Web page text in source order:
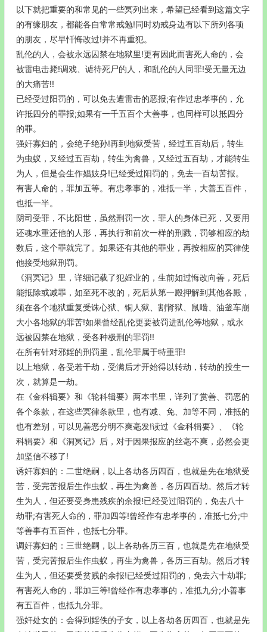
以下就把重要的和常见的一些冥列出来，希望已经看到这篇文字
的有缘朋友，都能各自常常戒勉!同时劝戒身边有以下所列各项
的朋友，尽早忏悔改过!并不再重犯。
乱伦的人，会被永远囚禁在地狱里!更有因此而害死人命的，会
被雷电击毙!调戏、谑待死尸的人，和乱伦的人同罪!受无量无边
的大痛苦!!
已经受过阳罚的，可以免去遭雷击的恶报;有作过忠孝事的，允
许抵四分的罪报;如果有一千五百个大善事，也同样可以抵四分
的罪。
强奸寡妇的，会绝子绝孙!再到地狱受苦，经过五百劫后，转生
为虫蚁，又经过五百劫，转生为禽兽，又经过五百劫，才能转生
为人，但是会生作娼妓身!已经受过阳罚的，免去一百劫苦报。
有害人命的，罪加五等。有忠孝事的，准抵一半，大善五百件，
也抵一半。
阴司受罪，不比阳世，虽然刑罚一次，罪人的身体已死，又要用
还魂水重还他的人形，再执行和前次一样的刑戮，罚够相应的劫
数后，这个罪就完了。如果还有其他的罪业，再按相应的冥律使
他接受地狱刑罚。
《洞冥记》里，详细记载了犯婬业的，生前如过悔改向善，死后
能抵除或减罪，如至死不改的，死后从第一殿押解到其他各殿，
须在各个地狱重复受诛心狱、铜人狱、割肾狱、鼠啮、油釜车崩
大小各地狱的罪苦!如果曾经乱伦更要被罚进乱伦等地狱，或永
远被囚禁在地狱，受各种极刑的罪罚!!
在所有针对邪婬的刑罚里，乱伦罪属于特重罪!
以上地狱，各受若干劫，受满后才开始得以转劫，转劫的投生一
次，就算是一劫。
在《金科辑要》和《轮科辑要》两本书里，详列了赏善、罚恶的
各个条款，在这些冥律条款里，也有减、免、加等不同，准抵的
也有差别，可以见善恶分明不爽毫发!读过《金科辑要》、《轮
科辑要》和《洞冥记》后，对于因果报应的丝毫不爽，必然会更
加坚信不移了!
诱奸寡妇的：二世绝嗣，以上各劫各历四百，也就是先在地狱受
苦，受完苦报后生作虫蚁，再生为禽兽，各历四百劫。然后才转
生为人，但还要受身患残疾的余报!已经受过阳罚的，免去八十
劫罪;有害死人命的，罪加四等!曾经作有忠孝事的，准抵七分;中
等善事有五百件，也抵七分罪。
调奸寡妇的：三世绝嗣，以上各劫各历三百，也就是先在地狱受
苦，受完苦报后生作虫蚁，再生为禽兽，各历三百劫。然后才转
生为人，但还要受贫贱的余报!已经受过阳罚的，免去六十劫罪;
有害死人命的，罪加三等!曾经作有忠孝事的，准抵九分;小善事
有五百件，也抵九分罪。
强奸处女的：会得到婬佚的子女，以上各劫各历四百，也就是先